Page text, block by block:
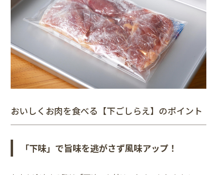
おいしくお肉を食べる【下ごしらえ】のポイント
「下味」で旨味を逃がさず風味アップ！